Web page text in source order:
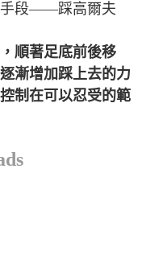
手段——踩高爾夫
順著足底前後移
漸增加踩上去的力
制在可以忍受的範